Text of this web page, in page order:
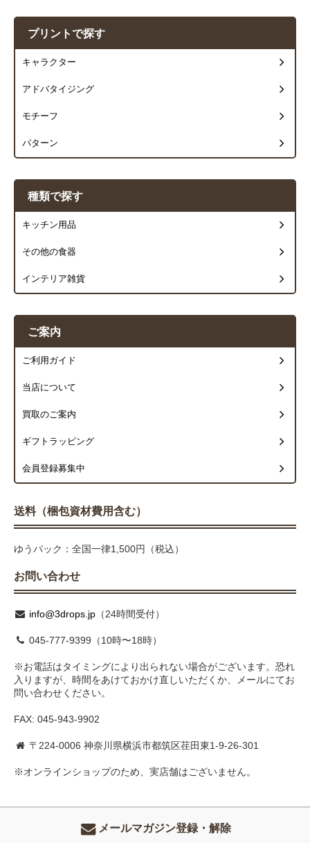
プリントで探す
キャラクター
アドバタイジング
モチーフ
パターン
種類で探す
キッチン用品
その他の食器
インテリア雑貨
ご案内
ご利用ガイド
当店について
買取のご案内
ギフトラッピング
会員登録募集中
送料（梱包資材費用含む）
ゆうパック：全国一律1,500円（税込）
お問い合わせ
info@3drops.jp （24時間受付）
045-777-9399（10時〜18時）
※お電話はタイミングにより出られない場合がございます。恐れ
入りますが、時間をあけておかけ直しいただくか、メールにてお
問い合わせください。
FAX: 045-943-9902
〒224-0006 神奈川県横浜市都筑区荏田東1-9-26-301
※オンラインショップのため、実店舗はございません。
メールマガジン登録・解除